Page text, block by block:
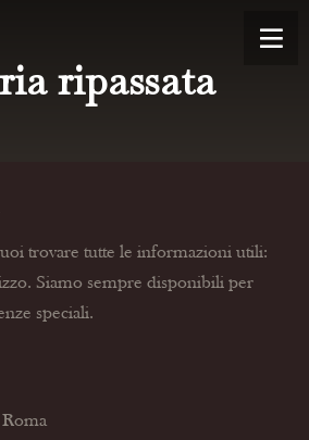
ripassata
trovare tutte le informazioni utili:
Siamo sempre disponibili per
speciali.